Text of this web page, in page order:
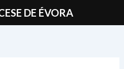
DE ÉVORA